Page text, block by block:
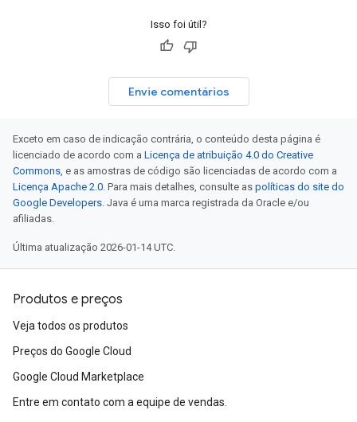
Isso foi útil?
Envie comentários
Exceto em caso de indicação contrária, o conteúdo desta página é
licenciado de acordo com a Licença de atribuição 4.0 do Creative
Commons, e as amostras de código são licenciadas de acordo com a
Licença Apache 2.0. Para mais detalhes, consulte as políticas do site do
Google Developers. Java é uma marca registrada da Oracle e/ou
afiliadas.
Última atualização 2026-01-14 UTC.
Produtos e preços
Veja todos os produtos
Preços do Google Cloud
Google Cloud Marketplace
Entre em contato com a equipe de vendas.